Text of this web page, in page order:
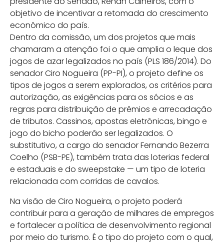
objetivo de incentivar a retomada do crescimento
econômico do país.
Dentro da comissão, um dos projetos que mais
chamaram a atenção foi o que amplia o leque dos
jogos de azar legalizados no país (PLS 186/2014). Do
senador Ciro Nogueira (PP-PI), o projeto define os
tipos de jogos a serem explorados, os critérios para
autorização, as exigências para os sócios e as
regras para distribuição de prêmios e arrecadação
de tributos. Cassinos, apostas eletrônicas, bingo e
jogo do bicho poderão ser legalizados. O
substitutivo, a cargo do senador Fernando Bezerra
Coelho (PSB-PE), também trata das loterias federal
e estaduais e do sweepstake — um tipo de loteria
relacionada com corridas de cavalos.
Na visão de Ciro Nogueira, o projeto poderá
contribuir para a geração de milhares de empregos
e fortalecer a política de desenvolvimento regional
por meio do turismo. É o tipo do projeto com o qual,